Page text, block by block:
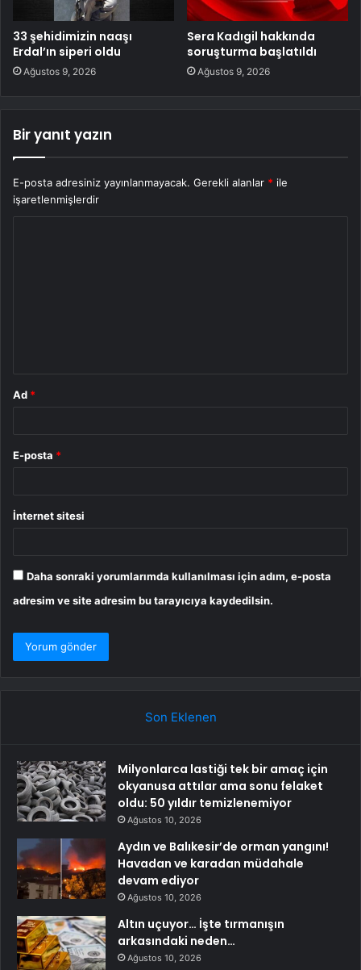
33 şehidimizin naaşı
Erdal’ın siperi oldu
Ağustos 9, 2026
Sera Kadıgil hakkında
soruşturma başlatıldı
Ağustos 9, 2026
Bir yanıt yazın
E-posta adresiniz yayınlanmayacak. Gerekli alanlar * ile
işaretlenmişlerdir
Ad *
E-posta *
İnternet sitesi
Daha sonraki yorumlarımda kullanılması için adım, e-posta
adresim ve site adresim bu tarayıcıya kaydedilsin.
Son Eklenen
Milyonlarca lastiği tek bir amaç için
okyanusa attılar ama sonu felaket
oldu: 50 yıldır temizlenemiyor
Ağustos 10, 2026
Aydın ve Balıkesir’de orman yangını!
Havadan ve karadan müdahale
devam ediyor
Ağustos 10, 2026
Altın uçuyor… İşte tırmanışın
arkasındaki neden…
Ağustos 10, 2026